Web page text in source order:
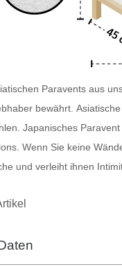
Paravents aus
bewährt.
Japanisches Paravent
Wenn Sie keine
und verleiht ihnen